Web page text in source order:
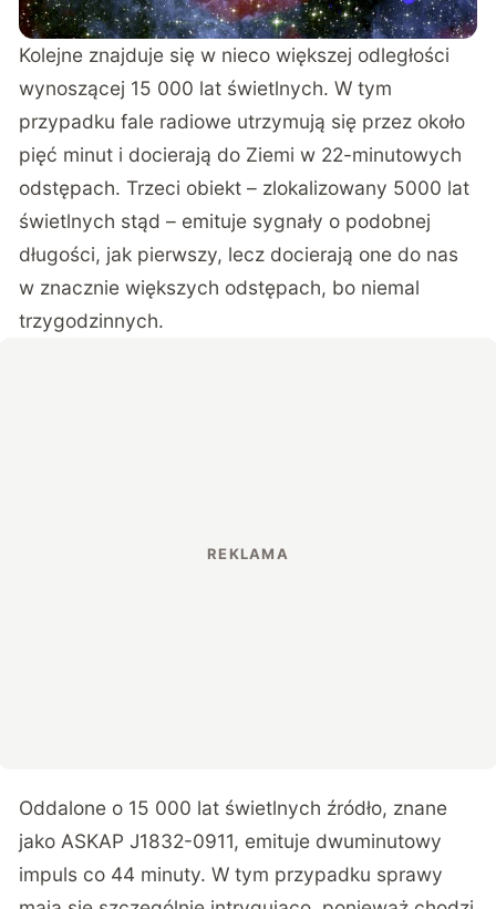
Kolejne znajduje się w nieco większej odległości
wynoszącej 15 000 lat świetlnych. W tym
przypadku fale radiowe utrzymują się przez około
pięć minut i docierają do Ziemi w 22-minutowych
odstępach. Trzeci obiekt – zlokalizowany 5000 lat
świetlnych stąd – emituje sygnały o podobnej
długości, jak pierwszy, lecz docierają one do nas
w znacznie większych odstępach, bo niemal
trzygodzinnych.
Oddalone o 15 000 lat świetlnych źródło, znane
jako ASKAP J1832-0911, emituje dwuminutowy
impuls co 44 minuty. W tym przypadku sprawy